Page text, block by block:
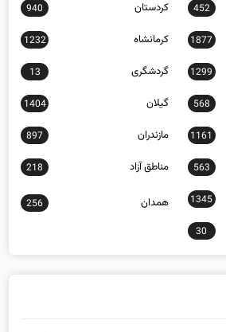
1877 کرمانشاه 1232
1299 گردشگری 13
568 گیلان 1404
1161 مازندران 897
563 مناطق آزاد 218
1345
256
30
کارشناس / تورم تا پایان سال به این رقم